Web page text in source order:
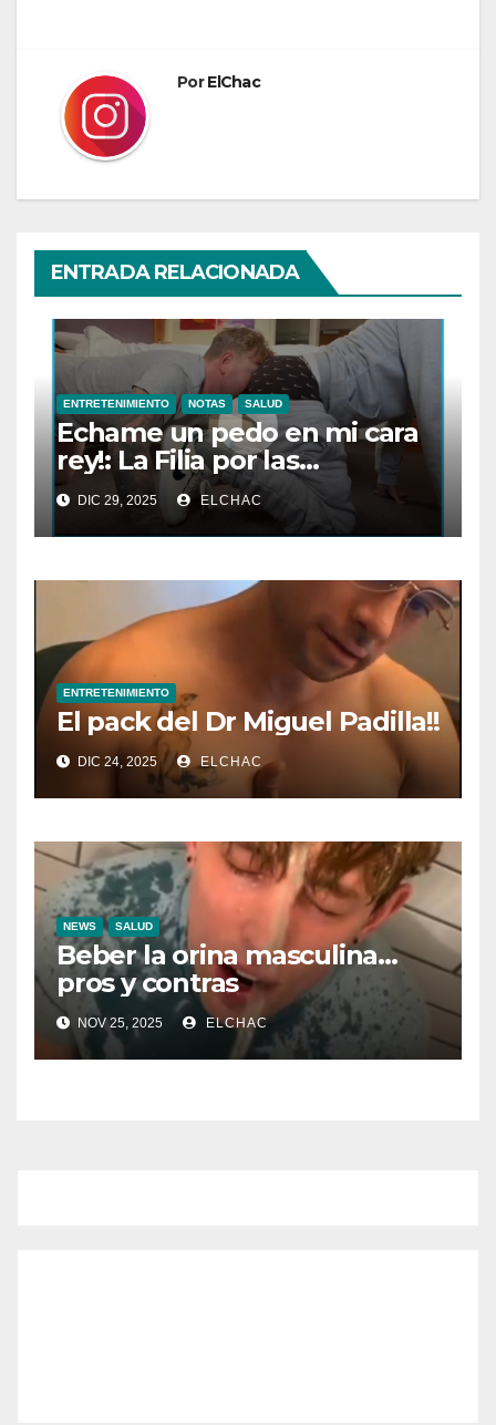
PorElChac
ENTRADA RELACIONADA
ENTRETENIMIENTO NOTAS SALUD
Echame un pedo en mi cara
rey!: La Filia por las
Flatulencias”
DIC 29, 2025 ELCHAC
ENTRETENIMIENTO
El pack del Dr Miguel Padilla!!
DIC 24, 2025 ELCHAC
NEWS SALUD
Beber la orina masculina…
pros y contras
NOV 25, 2025 ELCHAC